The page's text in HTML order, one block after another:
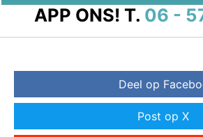
APP ONS! T. 06 -
Deel op
Post op X